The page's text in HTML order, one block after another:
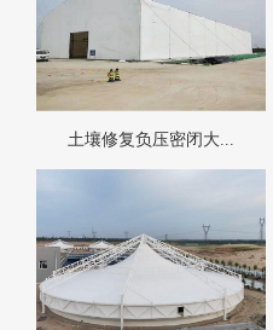
土壤修复负压密闭大...